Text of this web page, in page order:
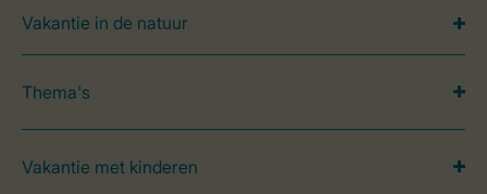
Vakantie in de natuur
Thema's
Vakantie met kinderen